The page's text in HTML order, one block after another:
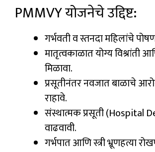
PMMVY योजनेचे उद्दिष्ट:
गर्भवती व स्तनदा महिलांचे
मातृत्वकाळात योग्य विश्रांती
मिळावा.
प्रसूतीनंतर नवजात बाळाचे
राहावे.
संस्थात्मक प्रसूती (Hospital
वाढवावी.
गर्भपात आणि स्त्री भ्रूणहत्या